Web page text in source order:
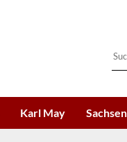
Karl May